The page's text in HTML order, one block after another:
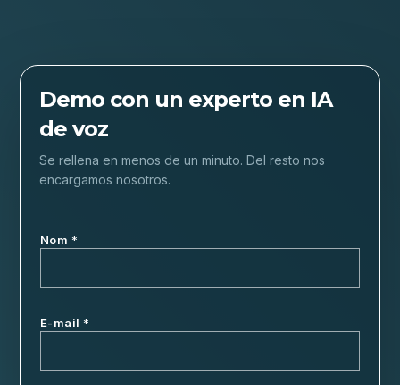
Demo con un experto en IA
de voz
Se rellena en menos de un minuto. Del resto nos
encargamos nosotros.
Nom *
E-mail *